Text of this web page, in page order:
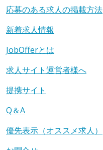
応募のある求人の掲載方法
新着求人情報
JobOfferとは
求人サイト運営者様へ
提携サイト
Q＆A
優先表示（オススメ求人）